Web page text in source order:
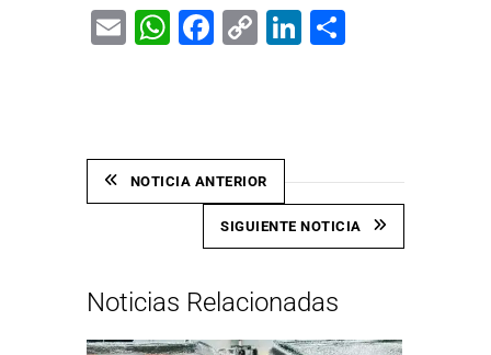
EmailWhatsApp
Facebook
CopyLinkedIn
NOTICIA ANTERIOR
SIGUIENTE NOTICIA
Noticias Relacionadas